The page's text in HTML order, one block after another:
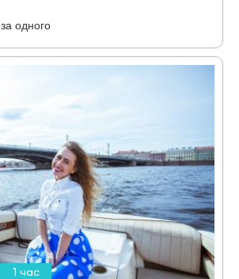
за одного
1 час